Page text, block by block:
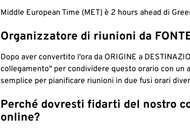
Middle European Time (MET) è 2 hours ahead di
Organizzatore di riunioni da
Dopo aver convertito l'ora da ORIGINE a
collegamento" per condividere questo orario con un
semplice per pianificare riunioni in due fusi orari
Perché dovresti fidarti del nostro
online?